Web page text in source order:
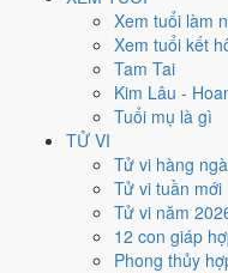
Xem tuổi làm
Xem tuổi kết
Tam Tai
Kim Lâu -
Tuổi mụ là gì
TỬ VI
Tử vi hàng
Tử vi tuần mới
Tử vi năm
12 con giáp
Phong thủy
Nhâm Ngọ
Ngày Mậu Thân có TrựcBình
hung cát) và gặp SaoThiên
4.0/10nên đây là
định lớn khó đảo ngược.